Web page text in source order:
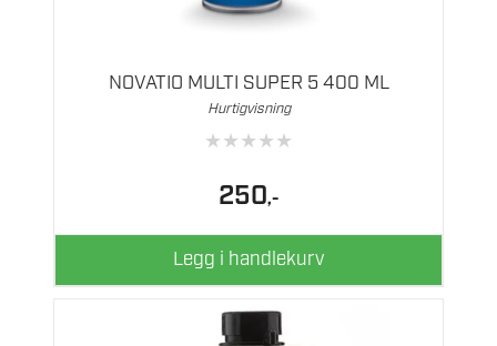
NOVATIO MULTI SUPER 5 400 ML
Hurtigvisning
★★★★★
250,-
Legg i handlekurv